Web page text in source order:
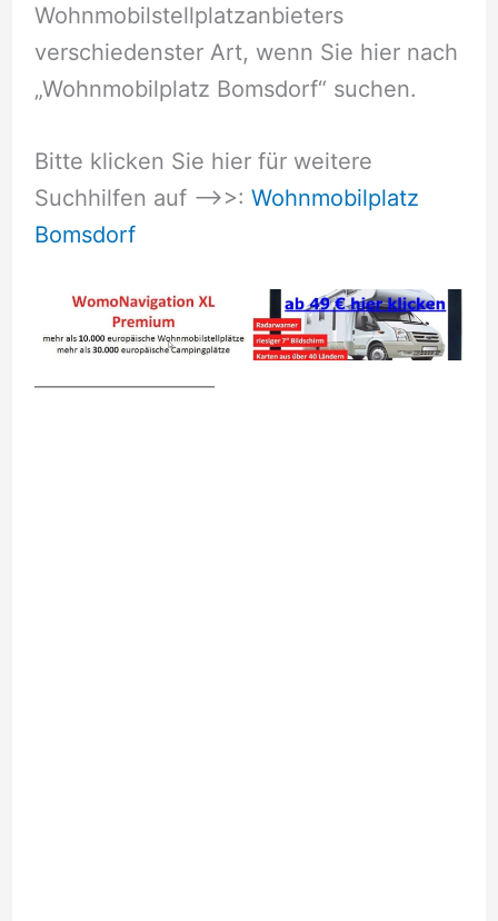
Wohnmobilstellplatzanbieters
verschiedenster Art, wenn Sie hier nach
„Wohnmobilplatz Bomsdorf“ suchen.
Bitte klicken Sie hier für weitere
Suchhilfen auf –>>: Wohnmobilplatz
Bomsdorf